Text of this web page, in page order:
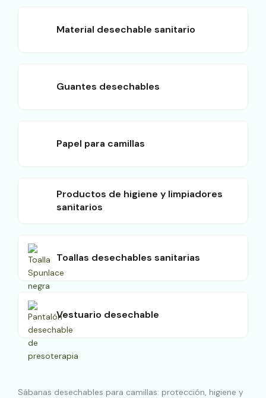
Material desechable sanitario
Guantes desechables
Papel para camillas
Productos de higiene y limpiadores
sanitarios
Toallas desechables sanitarias
Vestuario desechable
Sábanas desechables para camillas: protección, higiene y